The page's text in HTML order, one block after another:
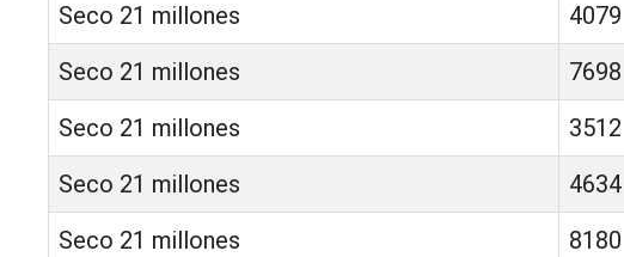
Seco 21 millones
4079
Seco 21 millones
7698
Seco 21 millones
3512
Seco 21 millones
4634
Seco 21 millones
8180